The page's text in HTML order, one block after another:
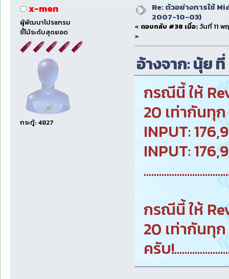
x-men
ผู้พัฒนาโปรแกรม
ขี้โม้ระดับสุดยอด
กระทู้: 4827
Re: ตัวอย่างการใช้
2007-10-03)
« ตอบกลับ #38 เมื่อ: วันที่ 11 พ
»
อ้างจาก: นุ้ย
กรณีนี้ ให้
20 เท่ากันทุ
INPUT:
INPUT:
กรณีนี้ ให้
20 เท่ากันทุ
ครับ